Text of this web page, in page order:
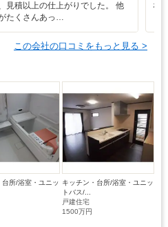
見積以上の仕上がりでした。 他
たくさんあっ…
な
この会社の口コミをもっと見る >
台所/浴室・ユニッ キッチン・台所/浴室・ユニッ
トバス/...
戸建住宅
1500万円